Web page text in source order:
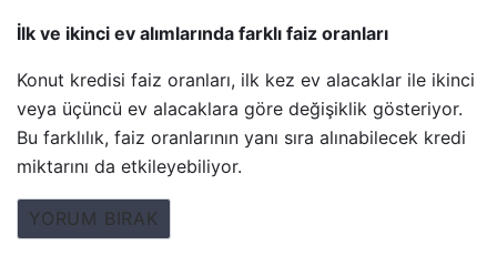
İlk ve ikinci ev alımlarında farklı faiz oranları
Konut kredisi faiz oranları, ilk kez ev alacaklar ile ikinci
veya üçüncü ev alacaklara göre değişiklik gösteriyor.
Bu farklılık, faiz oranlarının yanı sıra alınabilecek kredi
miktarını da etkileyebiliyor.
YORUM BIRAK